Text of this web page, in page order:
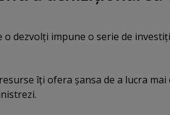
o dezvolţi impune o serie de
îţi ofera şansa de a lucra